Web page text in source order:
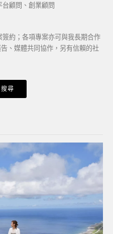
顧問、創業顧問
約；各項專案亦可與我長期合作
、媒體共同協作，另有信賴的社